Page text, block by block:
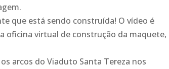
que está sendo construída! O vídeo é
oficina virtual de construção da maquete,
arcos do Viaduto Santa Tereza nos